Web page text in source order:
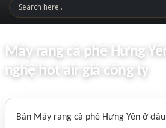
Máy rang cà phê Hưng
nghệ hot air giá công ty
Bán Máy rang cà phê Hưng Yên ở